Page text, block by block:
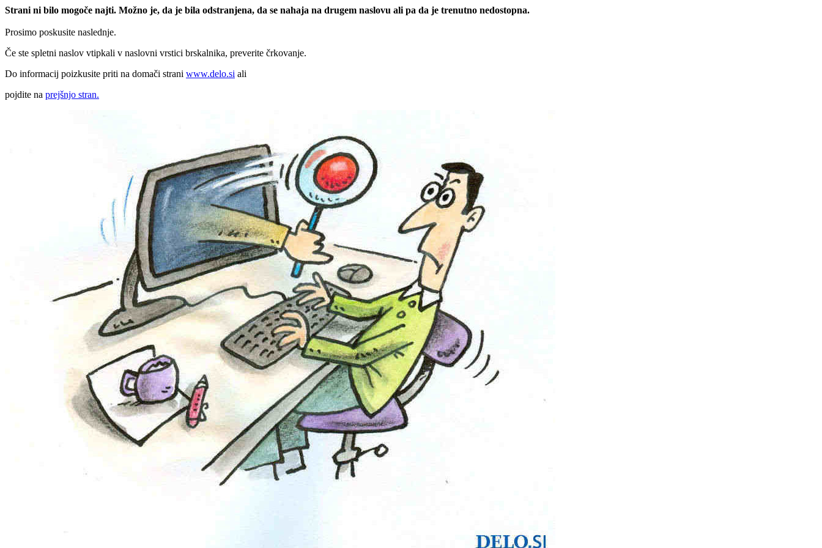
Strani ni bilo mogoče najti. Možno je, da je bila odstranjena, da se nahaja na drugem naslovu ali pa da je trenutno nedostopna.
Prosimo poskusite naslednje.
Če ste spletni naslov vtipkali v naslovni vrstici brskalnika, preverite črkovanje.
Do informacij poizkusite priti na domači strani www.delo.si ali
pojdite na prejšnjo stran.